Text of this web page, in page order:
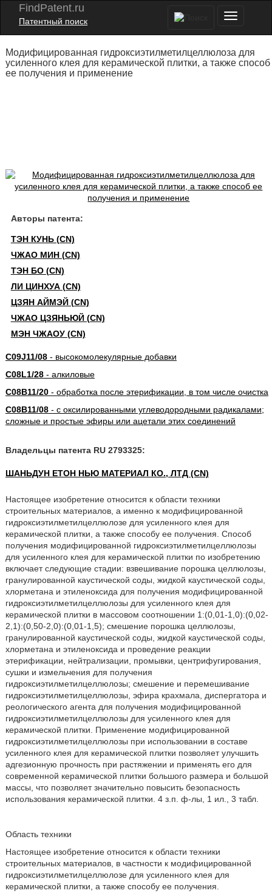
FindPatent.ru
Патентный поиск
Модифицированная гидроксиэтилметилцеллюлоза для
усиленного клея для керамической плитки, а также способ
ее получения и применение
Авторы патента:
ТЭН КУНЬ (CN)
ЧЖАО МИН (CN)
ТЭН БО (CN)
ЛИ ЦИНХУА (CN)
ЦЗЯН АЙМЭЙ (CN)
ЧЖАО ЦЗЯНЬЮЙ (CN)
МЭН ЧЖАОУ (CN)
C09J11/08- высокомолекулярные добавки
C08L1/28- алкиловые
C08B11/20- обработка после этерификации, в том числе очистка
C08B11/08- с оксилированными углеводородными радикалами;
сложные и простые эфиры или ацетали этих соединений
Владельцы патента RU 2793325:
ШАНЬДУН ЕТОН НЬЮ МАТЕРИАЛ КО., ЛТД (CN)
Настоящее изобретение относится к области техники
строительных материалов, а именно к модифицированной
гидроксиэтилметилцеллюлозе для усиленного клея для
керамической плитки, а также способу ее получения. Способ
получения модифицированной гидроксиэтилметилцеллюлозы
для усиленного клея для керамической плитки по изобретению
включает следующие стадии: взвешивание порошка целлюлозы,
гранулированной каустической соды, жидкой каустической соды,
хлорметана и этиленоксида для получения модифицированной
гидроксиэтилметилцеллюлозы для усиленного клея для
керамической плитки в массовом соотношении 1:(0,01-1,0):(0,02-
2,1):(0,50-2,0):(0,01-1,5); смешение порошка целлюлозы,
гранулированной каустической соды, жидкой каустической соды,
хлорметана и этиленоксида и проведение реакции
этерификации, нейтрализации, промывки, центрифугирования,
сушки и измельчения для получения
гидроксиэтилметилцеллюлозы; смешение и перемешивание
гидроксиэтилметилцеллюлозы, эфира крахмала, диспергатора и
реологического агента для получения модифицированной
гидроксиэтилметилцеллюлозы для усиленного клея для
керамической плитки. Применение модифицированной
гидроксиэтилметилцеллюлозы при использовании в составе
усиленного клея для керамической плитки позволяет улучшить
адгезионную прочность при растяжении и применять его для
современной керамической плитки большого размера и большой
массы, что позволяет значительно повысить безопасность
использования керамической плитки. 4 з.п. ф-лы, 1 ил., 3 табл.
Область техники
Настоящее изобретение относится к области техники
строительных материалов, в частности к модифицированной
гидроксиэтилметилцеллюлозе для усиленного клея для
керамической плитки, а также способу ее получения.